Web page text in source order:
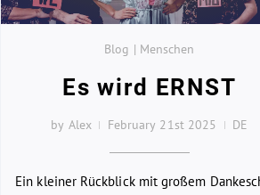
Blog | Menschen
Es wird ERNST
by Alex February 21st 2025 DE
Ein kleiner Rückblick mit großem